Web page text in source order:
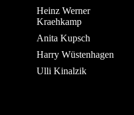
Heinz Werner
Kraehkamp
Anita Kupsch
Harry Wüstenhagen
Ulli Kinalzik